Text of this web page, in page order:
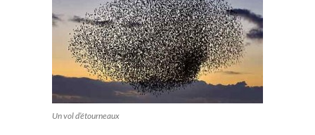
Un vol d’étourneaux